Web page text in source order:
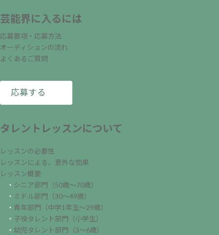
芸能界に入るには
応募要項・応募方法
オーディションの流れ
よくあるご質問
応募する
タレントレッスンについて
レッスンの必要性
レッスンによる、意外な効果
レッスン概要
・ シニア部門（50歳～70歳）
・ ミドル部門（30～49歳）
・ 青年部門（中学1年生～29歳）
・ 子役タレント部門（小学生）
・ 幼児タレント部門（3～6歳）